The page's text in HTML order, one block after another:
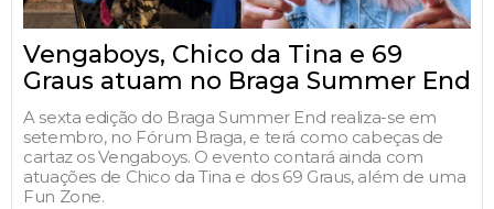
Vengaboys, Chico da Tina e 69
Graus atuam no Braga Summer End
A sexta edição do Braga Summer End realiza-se em
setembro, no Fórum Braga, e terá como cabeças de
cartaz os Vengaboys. O evento contará ainda com
atuações de Chico da Tina e dos 69 Graus, além de uma
Fun Zone.